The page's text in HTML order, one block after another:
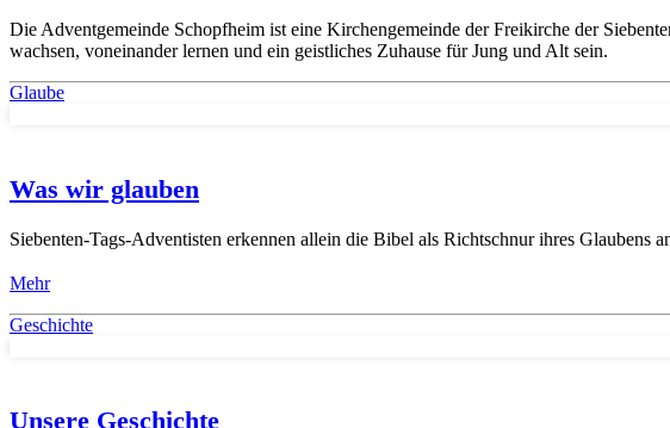
Die Adventgemeinde Schopfheim ist eine Kirchengemeinde der Freikirche der
wachsen, voneinander lernen und ein geistliches Zuhause für Jung und Alt sein.
Glaube
Was wir glauben
Siebenten-Tags-Adventisten erkennen allein die Bibel als Richtschnur ihres Glaubens
Mehr
Geschichte
Unsere Geschichte